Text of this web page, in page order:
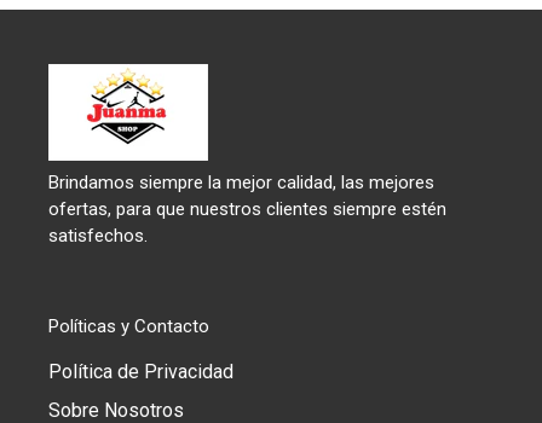
Brindamos siempre la mejor calidad, las mejores
ofertas, para que nuestros clientes siempre estén
satisfechos.
Políticas y Contacto
Política de Privacidad
Sobre Nosotros